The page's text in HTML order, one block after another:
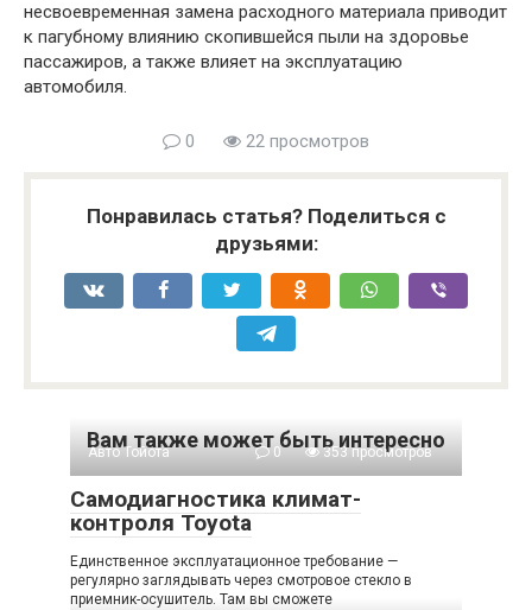
несвоевременная замена расходного материала приводит
к пагубному влиянию скопившейся пыли на здоровье
пассажиров, а также влияет на эксплуатацию
автомобиля.
0 22 просмотров
Понравилась статья? Поделиться с
друзьями:
Вам также может быть интересно
Авто Тойота 0 353 просмотров
Самодиагностика климат-
контроля Toyota
Единственное эксплуатационное требование —
регулярно заглядывать через смотровое стекло в
приемник-осушитель. Там вы сможете